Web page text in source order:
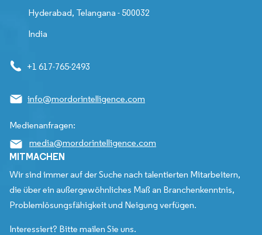
Hyderabad, Telangana - 500032
India
+1 617-765-2493
info@mordorintelligence.com
Medienanfragen:
media@mordorintelligence.com
MITMACHEN
Wir sind immer auf der Suche nach talentierten Mitarbeitern,
die über ein außergewöhnliches Maß an Branchenkenntnis,
Problemlösungsfähigkeit und Neigung verfügen.
Interessiert? Bitte mailen Sie uns.